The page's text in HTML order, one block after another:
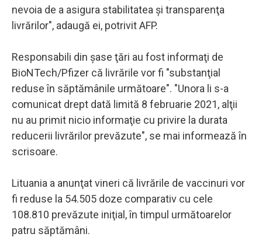
nevoia de a asigura stabilitatea şi transparenţa
livrărilor", adaugă ei, potrivit AFP.
Responsabili din şase ţări au fost informaţi de
BioNTech/Pfizer că livrările vor fi "substanţial
reduse în săptămânile următoare". "Unora li s-a
comunicat drept dată limită 8 februarie 2021, alţii
nu au primit nicio informaţie cu privire la durata
reducerii livrărilor prevăzute", se mai informează în
scrisoare.
Lituania a anunţat vineri că livrările de vaccinuri vor
fi reduse la 54.505 doze comparativ cu cele
108.810 prevăzute iniţial, în timpul următoarelor
patru săptămâni.